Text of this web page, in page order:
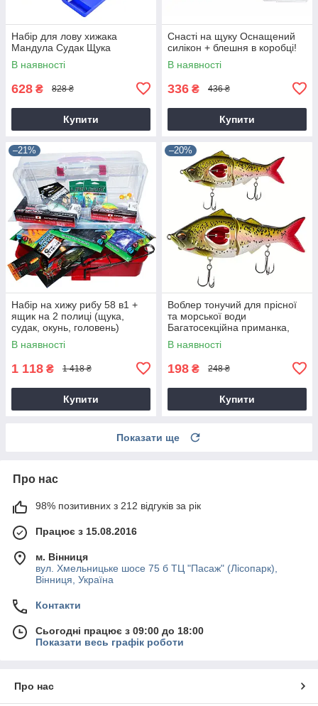
Набір для лову хижака
Мандула Судак Щука
В наявності
628 ₴ 828 ₴
Купити
Снасті на щуку Оснащений
силікон + блешня в коробці!
В наявності
336 ₴ 436 ₴
Купити
–21%
Набір на хижу рибу 58 в1 +
ящик на 2 полиці (щука,
судак, окунь, головень)
В наявності
1 118 ₴ 1 418 ₴
Купити
–20%
Воблер тонучий для прісної
та морської води
Багатосекційна приманка,
жорстка приманка з
пропелером і гачками
В наявності
198 ₴ 248 ₴
Купити
Показати ще
Про нас
98% позитивних з 212 відгуків за рік
Працює з 15.08.2016
м. Вінниця
вул. Хмельницьке шосе 75 б ТЦ "Пасаж" (Лісопарк),
Вінниця, Україна
Контакти
Сьогодні працює з 09:00 до 18:00
Показати весь графік роботи
Про нас